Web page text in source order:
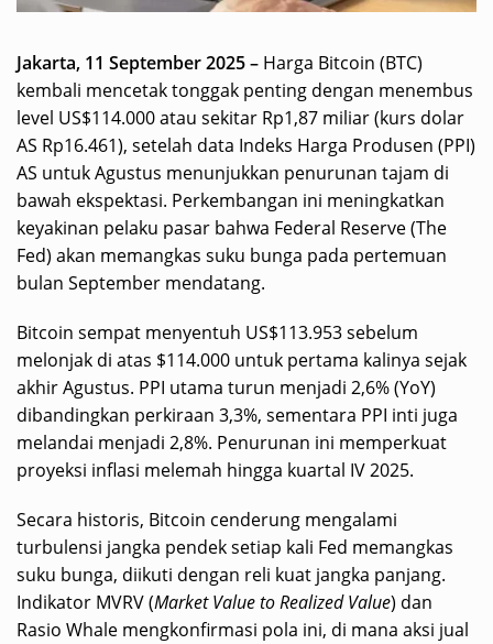
Jakarta, 11 September 2025 – Harga Bitcoin (BTC)
kembali mencetak tonggak penting dengan menembus
level US$114.000 atau sekitar Rp1,87 miliar (kurs dolar
AS Rp16.461), setelah data Indeks Harga Produsen (PPI)
AS untuk Agustus menunjukkan penurunan tajam di
bawah ekspektasi. Perkembangan ini meningkatkan
keyakinan pelaku pasar bahwa Federal Reserve (The
Fed) akan memangkas suku bunga pada pertemuan
bulan September mendatang.
Bitcoin sempat menyentuh US$113.953 sebelum
melonjak di atas $114.000 untuk pertama kalinya sejak
akhir Agustus. PPI utama turun menjadi 2,6% (YoY)
dibandingkan perkiraan 3,3%, sementara PPI inti juga
melandai menjadi 2,8%. Penurunan ini memperkuat
proyeksi inflasi melemah hingga kuartal IV 2025.
Secara historis, Bitcoin cenderung mengalami
turbulensi jangka pendek setiap kali Fed memangkas
suku bunga, diikuti dengan reli kuat jangka panjang.
Indikator MVRV (Market Value to Realized Value) dan
Rasio Whale mengkonfirmasi pola ini, di mana aksi jual